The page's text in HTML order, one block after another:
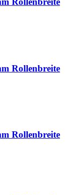
Rollenbreite
Rollenbreite